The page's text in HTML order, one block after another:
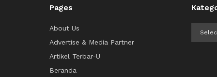
Pages
About Us
Advertise & Media Partner
Artikel Terbar-U
Beranda